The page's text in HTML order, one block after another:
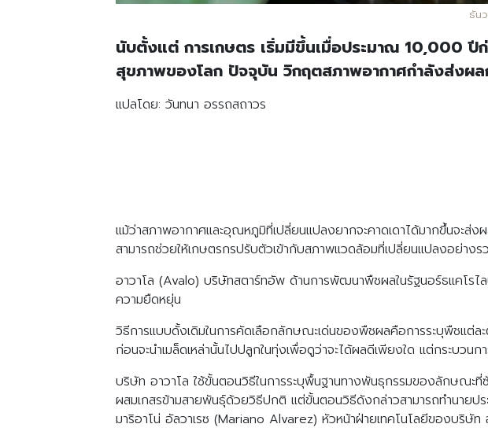
ธัน
นับตั้งแต่ การเกษตร เริ่มมีขึ้นเมื่อประมาณ 10,000
สุขภาพของโลก ปัจจุบัน วิกฤตสภาพอากาศกำลังส่งผล
แปลโดย: วันทนา อรรถสถาวร
แม้ว่าสภาพอากาศและอุณหภูมิที่เปลี่ยนแปลงยากจะคาดเดาได้มากขึ้นจ
สามารถช่วยให้เกษตรกรปรับตัวเข้ากับสภาพแวดล้อมที่เปลี่ยนแปลงอย่างร
อาวาโล (Avalo) บริษัทสตาร์ทอัพ ด้านการพัฒนาพืชผลในรัฐนอร์ธแคโรไล
ความยืดหยุ่น
วิธีการแบบดั้งเดิมในการคัดเลือกลักษณะเด่นของพืชผลคือการระบุพืชแต่
ก่อนจะนำเมล็ดเหล่านั้นไปปลูกในทุ่งเพื่อดูว่าจะได้ผลดีเพียงใด แต่กระบว
บริษัท อาวาโล ใช้ขั้นตอนวิธีในการระบุพื้นฐานทางพันธุกรรมของลักษณ
ผสมเกสรข้ามสายพันธุ์ด้วยวิธีปกติ แต่ขั้นตอนวิธีดังกล่าวสามารถทำนาย
มาริอาโน่ อัลวาเรซ (Mariano Alvarez) หัวหน้าฝ่ายเทคโนโลยีของบริษัท